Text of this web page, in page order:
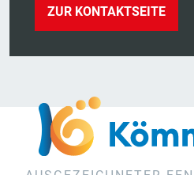
ZUR KONTAKTSEITE